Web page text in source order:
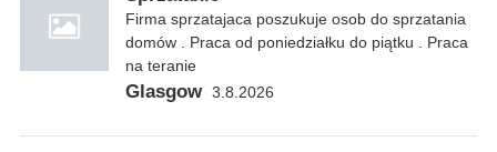
Firma sprzatajaca poszukuje osob do sprzatania
domów . Praca od poniedziałku do piątku . Praca
na teranie
Glasgow 3.8.2026